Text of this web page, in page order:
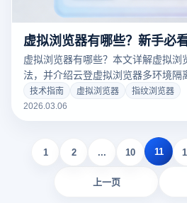
虚拟浏览器有哪些？新手必
虚拟浏览器有哪些？本文详解虚拟浏
法，并介绍云登虚拟浏览器多环境隔
等核心功能，新手也能快速上手。
技术指南 虚拟浏览器
指纹浏览器
2026.03.06
上一页
1 2 ... 10 11